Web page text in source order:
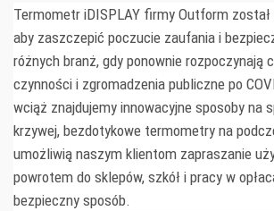
Termometr iDISPLAY firmy Outform został
aby zaszczepić poczucie zaufania i
różnych branż, gdy ponownie rozpoczynają
czynności i zgromadzenia publiczne po
wciąż znajdujemy innowacyjne sposoby na
krzywej, bezdotykowe termometry na
umożliwią naszym klientom zapraszanie
powrotem do sklepów, szkół i pracy w
bezpieczny sposób.